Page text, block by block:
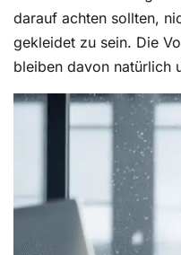
darauf achten sollten,
gekleidet zu sein. Die
bleiben davon natürlich